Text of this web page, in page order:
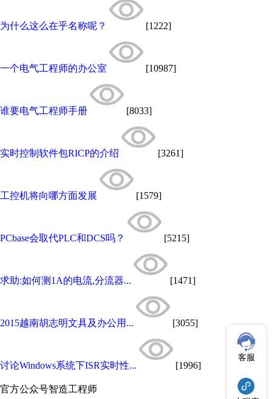
为什么这么在乎名称呢？ [1222]
一个电气工程师的办公室 [10987]
谁要电气工程师手册 [8033]
实时控制软件包RICP的介绍 [3261]
工控机将向哪方面发展 [1579]
PCbase会取代PLC和DCS吗？ [5215]
求助:如何测1A的电流,分流器... [1471]
2015越南胡志明文具及办公用... [3055]
讨论Windows系统下ISR实时性... [1996]
官方公众号智造工程师
客服